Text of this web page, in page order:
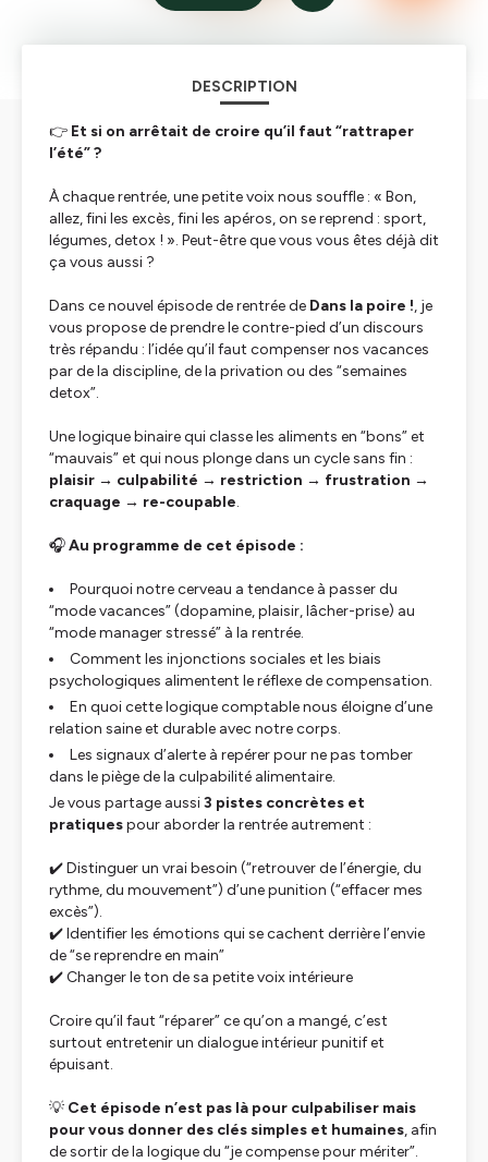
DESCRIPTION
👉 Et si on arrêtait de croire qu’il faut “rattraper
l’été” ?
À chaque rentrée, une petite voix nous souffle : « Bon,
allez, fini les excès, fini les apéros, on se reprend : sport,
légumes, detox ! ». Peut-être que vous vous êtes déjà dit
ça vous aussi ?
Dans ce nouvel épisode de rentrée de Dans la poire !, je
vous propose de prendre le contre-pied d’un discours
très répandu : l’idée qu’il faut compenser nos vacances
par de la discipline, de la privation ou des “semaines
detox”.
Une logique binaire qui classe les aliments en “bons” et
“mauvais” et qui nous plonge dans un cycle sans fin :
plaisir → culpabilité → restriction → frustration →
craquage → re-coupable.
🎧Au programme de cet épisode :
Pourquoi notre cerveau a tendance à passer du
“mode vacances” (dopamine, plaisir, lâcher-prise) au
“mode manager stressé” à la rentrée.
Comment les injonctions sociales et les biais
psychologiques alimentent le réflexe de compensation.
En quoi cette logique comptable nous éloigne d’une
relation saine et durable avec notre corps.
Les signaux d’alerte à repérer pour ne pas tomber
dans le piège de la culpabilité alimentaire.
Je vous partage aussi3 pistes concrètes et
pratiquespour aborder la rentrée autrement :
✔️ Distinguer un vrai besoin (“retrouver de l’énergie, du
rythme, du mouvement”) d’une punition (“effacer mes
excès”).
✔️ Identifier les émotions qui se cachent derrière l’envie
de “se reprendre en main”
✔️ Changer le ton de sa petite voix intérieure
Croire qu’il faut “réparer” ce qu’on a mangé, c’est
surtout entretenir un dialogue intérieur punitif et
épuisant.
💡 Cet épisode n’est pas là pour culpabiliser mais
pour vous donner des clés simples et humaines, afin
de sortir de la logique du “je compense pour mériter”.